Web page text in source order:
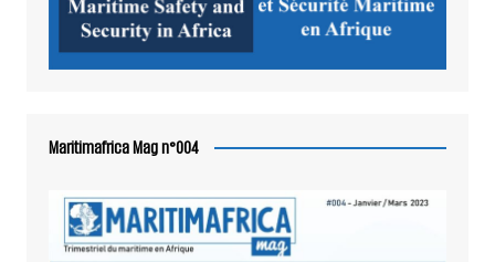
Maritimafrica Mag n°004